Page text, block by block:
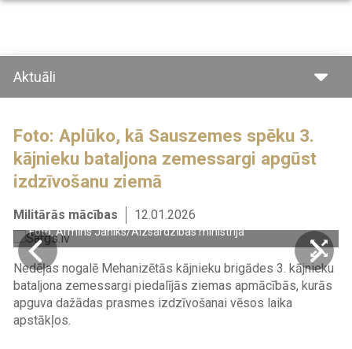
Pārlekt
saturu
Aktuāli
Foto: Aplūko, kā Sauszemes spēku 3.
kājnieku bataljona zemessargi apgūst
izdzīvošanu ziemā
Militārās mācības 12.01.2026
Foto: Armīns Janiks/Aizsardzības ministrija
Nedēļas nogalē Mehanizētās kājnieku brigādes 3. kājnieku
bataljona zemessargi piedalījās ziemas apmācībās, kurās
apguva dažādas prasmes izdzīvošanai vēsos laika
apstākļos.